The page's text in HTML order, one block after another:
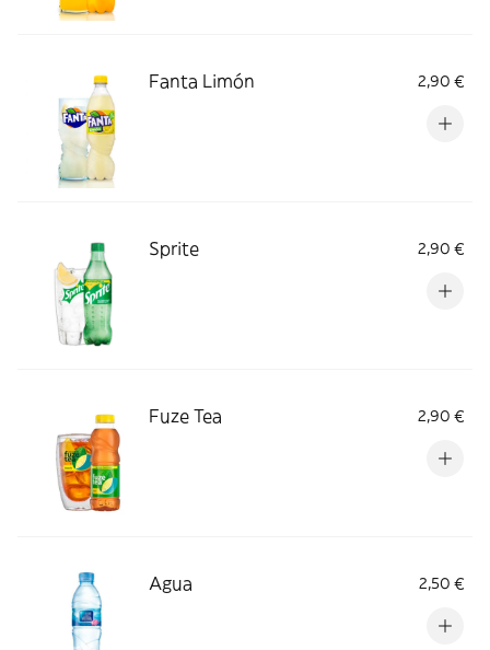
Fanta Limón 2,90 €
Sprite 2,90 €
Fuze Tea 2,90 €
Agua 2,50 €